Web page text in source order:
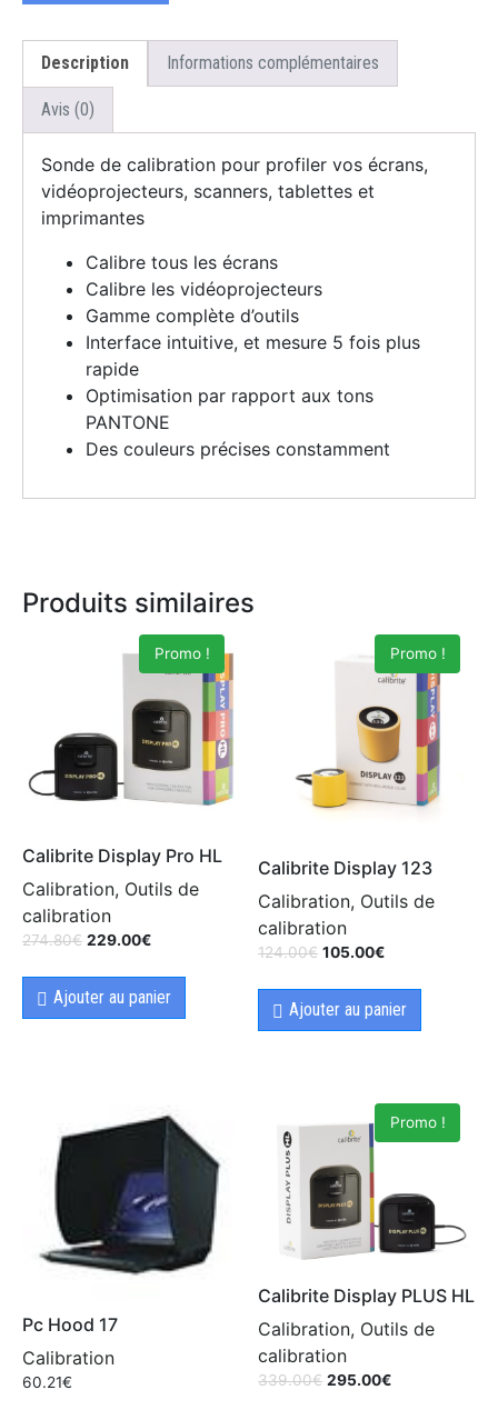
Description Informations complémentaires
Avis (0)
Sonde de calibration pour profiler vos écrans,
vidéoprojecteurs, scanners, tablettes et
imprimantes
Calibre tous les écrans
Calibre les vidéoprojecteurs
Gamme complète d’outils
Interface intuitive, et mesure 5 fois plus
rapide
Optimisation par rapport aux tons
PANTONE
Des couleurs précises constamment
Produits similaires
Promo !
Calibrite Display Pro HL
Calibration, Outils de
calibration
274.80€ 229.00€
Ajouter au panier
Promo !
Calibrite Display 123
Calibration, Outils de
calibration
124.00€ 105.00€
Ajouter au panier
Pc Hood 17
Calibration
60.21€
Promo !
Calibrite Display PLUS HL
Calibration, Outils de
calibration
339.00€ 295.00€